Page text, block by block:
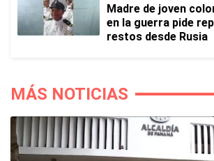
Madre de joven
en la guerra pide
restos desde Rusia
MÁS NOTICIAS